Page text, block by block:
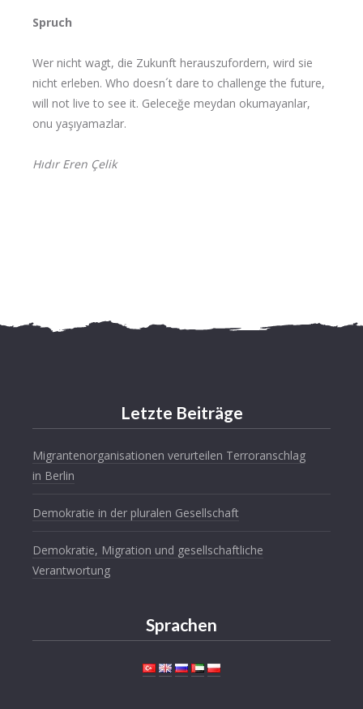
Spruch
Wer nicht wagt, die Zukunft herauszufordern, wird sie
nicht erleben. Who doesn´t dare to challenge the future,
will not live to see it. Geleceğe meydan okumayanlar,
onu yaşıyamazlar.
Hıdır Eren Çelik
Letzte Beiträge
Migrantenorganisationen verurteilen Terroranschlag
in Berlin
Demokratie in der pluralen Gesellschaft
Demokratie, Migration und gesellschaftliche
Verantwortung
Sprachen